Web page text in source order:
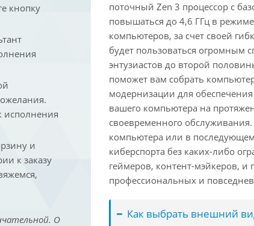
кнопку
исполнения
и
к заказу
О
поточный Zen 3 процессор с
повышаться до 4,6 ГГц в
компьютеров, за счет своей
будет пользоваться огромным
энтузиастов до второй
поможет вам собрать
модернизации для
вашего компьютера на
своевременного
компьютера или в
киберспорта без каких-либо
геймеров, контент-мэйкеров,
профессиональных и
Как выбрать внешний